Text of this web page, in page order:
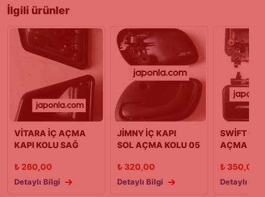
İlgili ürünler
VİTARA İÇ AÇMA
KAPI KOLU SAĞ
₺260,00
Detaylı Bilgi
JİMNY İÇ KAPI
SOL AÇMA KOLU 05
₺320,00
Detaylı Bilgi
SWİFT ÖN
AÇMA
₺350,00
Detaylı